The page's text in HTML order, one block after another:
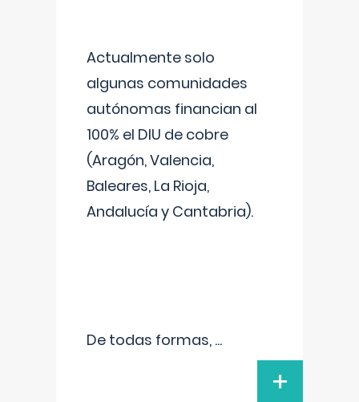
Actualmente solo
algunas comunidades
autónomas financian al
100% el DIU de cobre
(Aragón, Valencia,
Baleares, La Rioja,
Andalucía y Cantabria).
De todas formas, ...
+